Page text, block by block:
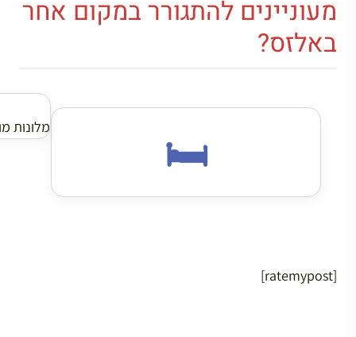
מעוניינים להתגורר במקום אחר
באלזס?
🛏️
מלונות